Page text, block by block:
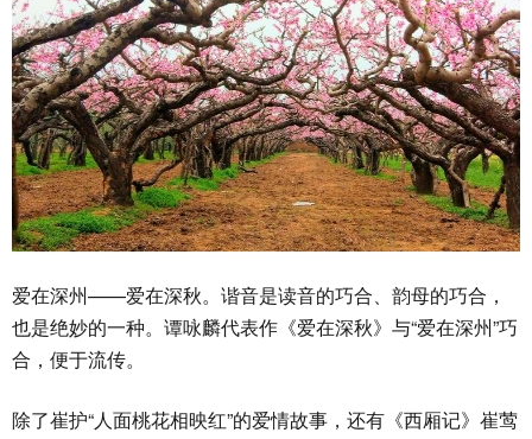
爱在深州——爱在深秋。谐音是读音的巧合、韵母的巧合，
也是绝妙的一种。谭咏麟代表作《爱在深秋》与“爱在深州”巧
合，便于流传。
除了崔护“人面桃花相映红”的爱情故事，还有《西厢记》崔莺